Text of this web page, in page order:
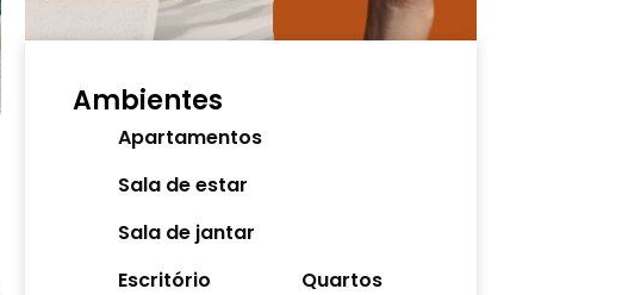
Ambientes
Apartamentos
Sala de estar
Sala de jantar
Escritório
Quartos